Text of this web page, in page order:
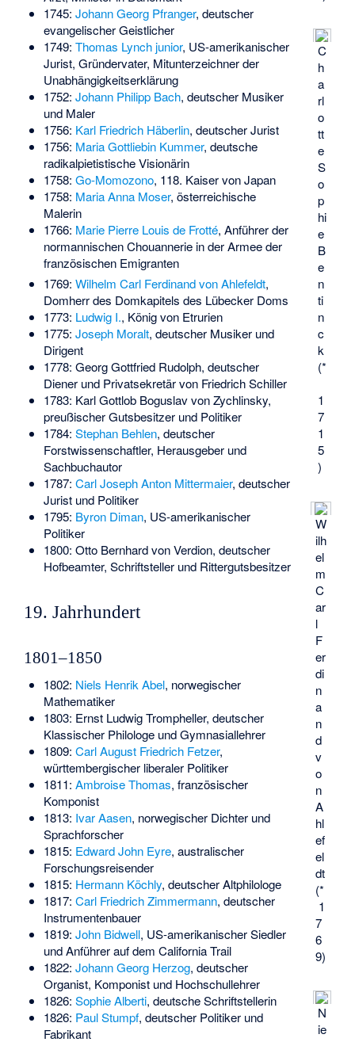
C
h
a
rl
o
tt
e
S
o
p
hi
e
B
e
n
ti
n
c
k
(*
1
7
1
5
)
1745: Johann Georg Pfranger, deutscher
evangelischer Geistlicher
1749: Thomas Lynch junior, US-amerikanischer
Jurist, Gründervater, Mitunterzeichner der
Unabhängigkeitserklärung
1752: Johann Philipp Bach, deutscher Musiker
und Maler
1756: Karl Friedrich Häberlin, deutscher Jurist
1756: Maria Gottliebin Kummer, deutsche
radikalpietistische Visionärin
1758: Go-Momozono, 118. Kaiser von Japan
1758: Maria Anna Moser, österreichische
Malerin
1766: Marie Pierre Louis de Frotté, Anführer der
normannischen Chouannerie in der Armee der
französischen Emigranten
W
ilh
el
m
C
ar
l
F
er
di
n
a
n
d
v
o
n
A
hl
ef
el
dt
(*
1
7
6
9)
1769: Wilhelm Carl Ferdinand von Ahlefeldt,
Domherr des Domkapitels des Lübecker Doms
1773: Ludwig I., König von Etrurien
1775: Joseph Moralt, deutscher Musiker und
Dirigent
1778: Georg Gottfried Rudolph, deutscher
Diener und Privatsekretär von Friedrich Schiller
1783: Karl Gottlob Boguslav von Zychlinsky,
preußischer Gutsbesitzer und Politiker
1784: Stephan Behlen, deutscher
Forstwissenschaftler, Herausgeber und
Sachbuchautor
1787: Carl Joseph Anton Mittermaier, deutscher
Jurist und Politiker
1795: Byron Diman, US-amerikanischer
Politiker
1800: Otto Bernhard von Verdion, deutscher
Hofbeamter, Schriftsteller und Rittergutsbesitzer
19. Jahrhundert
1801–1850
N
ie
1802: Niels Henrik Abel, norwegischer
Mathematiker
1803: Ernst Ludwig Trompheller, deutscher
Klassischer Philologe und Gymnasiallehrer
1809: Carl August Friedrich Fetzer,
württembergischer liberaler Politiker
1811: Ambroise Thomas, französischer
Komponist
1813: Ivar Aasen, norwegischer Dichter und
Sprachforscher
1815: Edward John Eyre, australischer
Forschungsreisender
1815: Hermann Köchly, deutscher Altphilologe
1817: Carl Friedrich Zimmermann, deutscher
Instrumentenbauer
1819: John Bidwell, US-amerikanischer Siedler
und Anführer auf dem California Trail
1822: Johann Georg Herzog, deutscher
Organist, Komponist und Hochschullehrer
1826: Sophie Alberti, deutsche Schriftstellerin
1826: Paul Stumpf, deutscher Politiker und
Fabrikant